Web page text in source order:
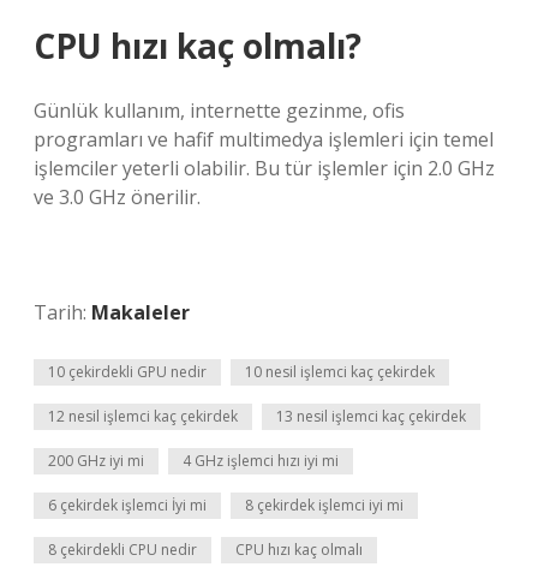
CPU hızı kaç olmalı?
Günlük kullanım, internette gezinme, ofis
programları ve hafif multimedya işlemleri için temel
işlemciler yeterli olabilir. Bu tür işlemler için 2.0 GHz
ve 3.0 GHz önerilir.
Tarih: Makaleler
10 çekirdekli GPU nedir 10 nesil işlemci kaç çekirdek
12 nesil işlemci kaç çekirdek 13 nesil işlemci kaç çekirdek
200 GHz iyi mi 4 GHz işlemci hızı iyi mi
6 çekirdek işlemci İyi mi 8 çekirdek işlemci iyi mi
8 çekirdekli CPU nedir CPU hızı kaç olmalı